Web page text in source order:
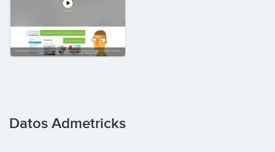
Datos Admetricks